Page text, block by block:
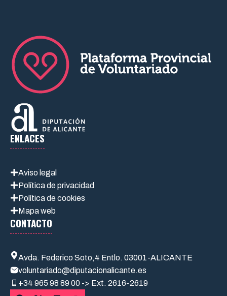
ENLACES
Aviso legal
Política de privacidad
Política de cookies
Mapa web
CONTACTO
Avda. Federico Soto,4 Entlo. 03001-ALICANTE
voluntariado@diputacionalicante.es
+34 965 98 89 00 -> Ext. 2616-2619